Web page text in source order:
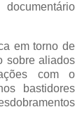
em torno de
sobre aliados
com o
bastidores